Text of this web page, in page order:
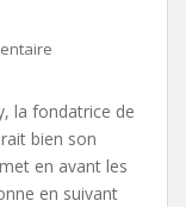
la fondatrice de
bien son
en avant les
en suivant